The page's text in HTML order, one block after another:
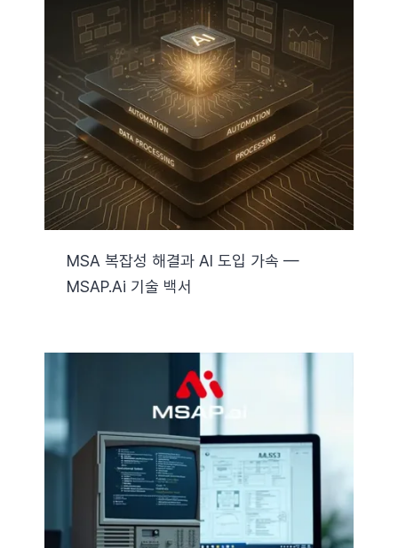
MSA 복잡성 해결과 AI 도입 가속 —
MSAP.ai 기술 백서